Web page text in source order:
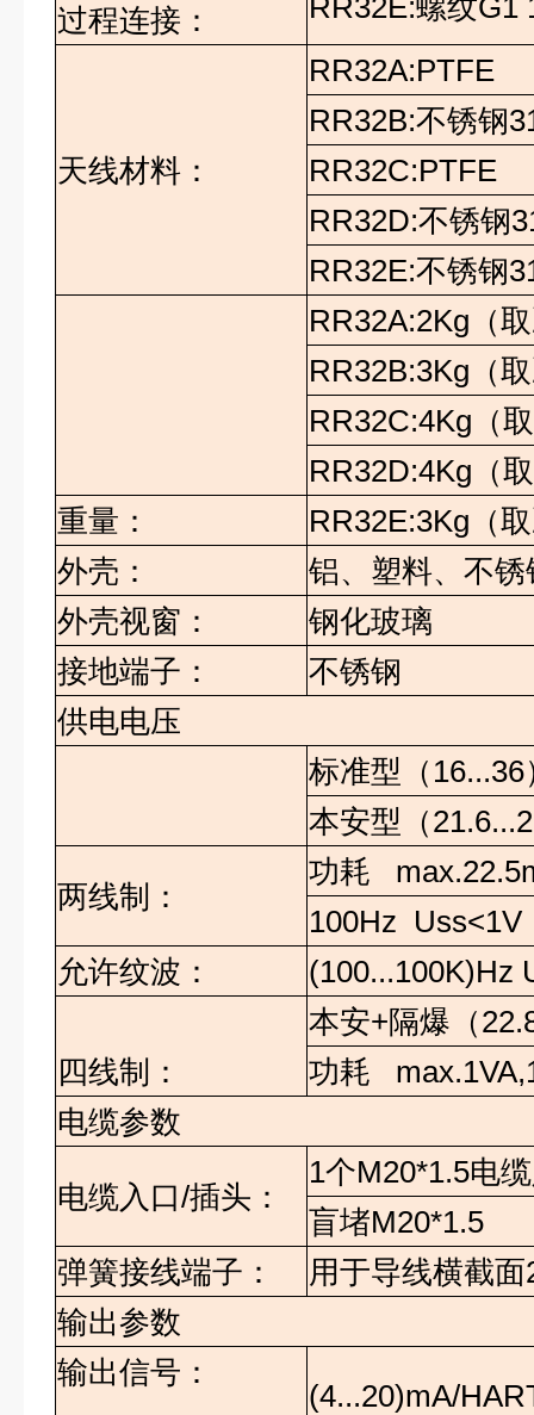
RR32E:螺纹G1
过程连接：
天线材料：
RR32A:PTFE
RR32B:不锈钢
RR32C:PTFE
RR32D:不锈钢
RR32E:不锈钢
RR32A:2Kg （
RR32B:3Kg （
RR32C:4Kg （
RR32D:4Kg （
重量：
RR32E:3Kg （
外壳：
铝、塑料、不锈
外壳视窗：
钢化玻璃
接地端子：
不锈钢
供电电压
标准型（ 16...36
本安型（
两线制：
功耗
100Hz Uss<1V
允许纹波：
(100...100K)Hz
四线制：
本安+隔爆（
功耗
电缆参数
电缆入口/插头：
1个M20*1.5电
盲堵M20*1.5
弹簧接线端子：
用于导线横截面
输出参数
输出信号：
(4...20)mA/